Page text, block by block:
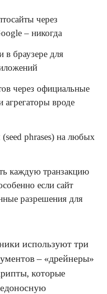
через
– никогда
в браузере для
через официальные
агрегаторы вроде
phrases) на любых
каждую транзакцию
если сайт
разрешения для
используют три
– «дрейнеры»
которые